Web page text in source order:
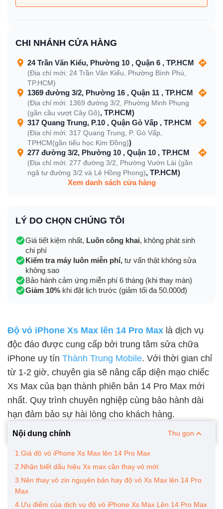
CHI NHÁNH CỬA HÀNG
24 Trần Văn Kiểu, Phường 10 , Quận 6 , TP.HCM
(Địa chỉ mới: 24 Trần Văn Kiểu, Phường Bình Phú,
TP.HCM)
1369 đường 3/2, Phường 16 , Quận 11 , TP.HCM
(Địa chỉ mới: 1369 đường 3/2, Phường Minh Phụng
(gần cầu vượt Cây Gõ), TP.HCM)
317 Quang Trung, P.10 , Quận Gò Vấp , TP.HCM
(Địa chỉ mới: 317 Quang Trung, P. Gò Vấp,
TPHCM(gần tiểu học Kim Đồng))
277 đường 3/2, Phường 10 , Quận 10 , TP.HCM
(Địa chỉ mới: 277 đường 3/2, Phường Vườn Lài (gần
ngã tư đường 3/2 và Lê Hồng Phong), TP.HCM)
Xem danh sách cửa hàng
LÝ DO CHỌN CHÚNG TÔI
Giá tiết kiệm nhất, Luôn công khai, không phát sinh
chi phí
Kiểm tra máy luôn miễn phí, tư vấn thật không sửa
không sao
Bảo hành cảm ứng miễn phí 6 tháng (khi thay màn)
Giảm 10% khi đặt lịch trước (giảm tối đa 50.000đ)
Độ vỏ iPhone Xs Max lên 14 Pro Max là dịch vụ
độc đáo được cung cấp bởi trung tâm sửa chữa
iPhone uy tín Thành Trung Mobile. Với thời gian chỉ
từ 1-2 giờ, chuyên gia sẽ nâng cấp diện mạo chiếc
Xs Max của bạn thành phiên bản 14 Pro Max mới
nhất. Quy trình chuyên nghiệp cùng bảo hành dài
hạn đảm bảo sự hài lòng cho khách hàng.
Nội dung chính Thu gọn
1.Giá độ vỏ iPhone Xs Max lên 14 Pro Max
2.Nhận biết dấu hiệu Xs max cần thay vỏ mới
3.Nên thay vỏ zin nguyên bản hay độ vỏ Xs Max lên 14 Pro
Max
4.Ưu điểm của dịch vụ độ vỏ iPhone Xs Max Lên 14 Pro Max